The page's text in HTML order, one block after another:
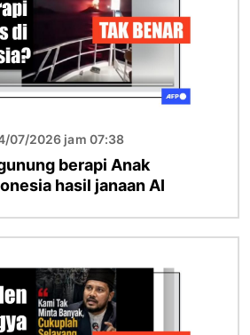
07/2026 jam 07:38
berapi Anak
hasil janaan AI